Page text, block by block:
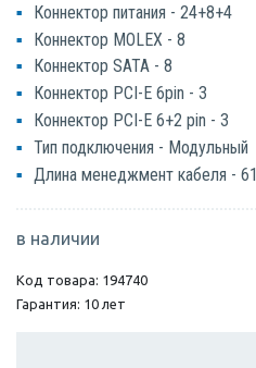
Коннектор питания - 24+8+4
Коннектор MOLEX - 8
Коннектор SATA - 8
Коннектор PCI-E 6pin - 3
Коннектор PCI-E 6+2 pin - 3
Тип подключения - Модульный
Длина менеджмент кабеля - 61
в наличии
Код товара: 194740
Гарантия: 10 лет